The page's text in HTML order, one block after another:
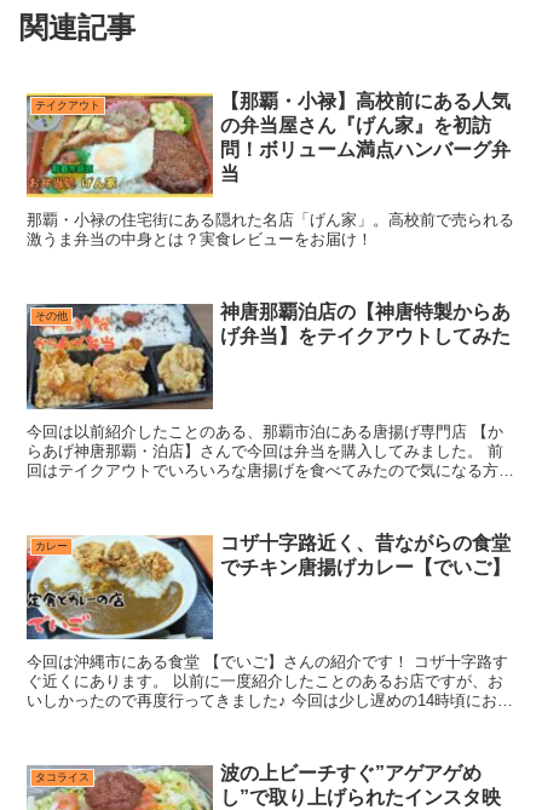
関連記事
テイクアウト
【那覇・小禄】高校前にある人気
の弁当屋さん『げん家』を初訪
問！ボリューム満点ハンバーグ弁
当
那覇・小禄の住宅街にある隠れた名店「げん家」。高校前で売られる
激うま弁当の中身とは？実食レビューをお届け！
その他
神唐那覇泊店の【神唐特製からあ
げ弁当】をテイクアウトしてみた
今回は以前紹介したことのある、那覇市泊にある唐揚げ専門店 【か
らあげ神唐那覇・泊店】さんで今回は弁当を購入してみました。 前
回はテイクアウトでいろいろな唐揚げを食べてみたので気になる方は
カレー
コザ十字路近く、昔ながらの食堂
でチキン唐揚げカレー【でいご】
今回は沖縄市にある食堂 【でいご】さんの紹介です！ コザ十字路す
ぐ近くにあります。 以前に一度紹介したことのあるお店ですが、お
いしかったので再度行ってきました♪ 今回は少し遅めの14時頃にお邪
タコライス
波の上ビーチすぐ”アゲアゲめ
し”で取り上げられたインスタ映